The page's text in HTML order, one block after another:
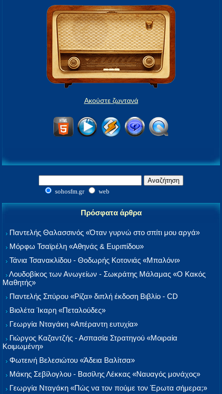
Ακούστε ζωντανά
sohosfm.gr web
Πρόσφατα άρθρα
Παντελής Θαλασσινός «Όταν γυρνώ στο σπίτι μου αργά»
Μόρφω Τσαϊρέλη «Αθηνάς & Ευριπίδου»
Τάνια Τσανακλίδου - Θοδωρής Κοτονιάς «Μπαλόνι»
Λουδοβίκος των Ανωγείων - Σωκράτης Μάλαμας «Ο Κακός
Μαθητής»
Παντελής Σπύρου «Ρίζα» διπλή έκδοση Βιβλίο - CD
Βιολέτα Ίκαρη «Πεταλούδες»
Γεωργία Νταγάκη «Aπέραντη ευτυχία»
Γιώργος Καζαντζής - Ασπασία Στρατηγού «Μοιραία
Κοιμωμένη»
Φωτεινή Βελεσιώτου «Άδεια Βαλίτσα»
Μάκης Σεβίλογλου - Βασίλης Λέκκας «Ναυαγός μονάχος»
Γεωργία Νταγάκη «Πώς να τον πούμε τον Έρωτα σήμερα;»